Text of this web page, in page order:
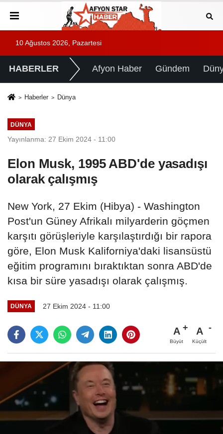
10 Ağustos 2026, Pazartesi
HABERLER Afyon Haber Gündem
Haberler Dünya
DÜNYA
Yayınlanma: 27 Ekim 2024 - 11:00
Elon Musk, 1995 ABD'de yasadışı
olarak çalışmış
New York, 27 Ekim (Hibya) - Washington
Post'un Güney Afrikalı milyarderin göçmen
karşıtı görüşleriyle karşılaştırdığı bir rapora
göre, Elon Musk Kaliforniya'daki lisansüstü
eğitim programını bıraktıktan sonra ABD'de
kısa bir süre yasadışı olarak çalışmış.
DÜNYA 27 Ekim 2024 - 11:00
A
Büyüt
A
Küçült